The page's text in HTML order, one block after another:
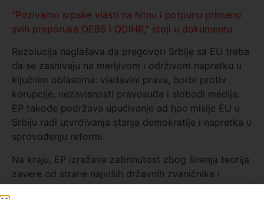
“Pozivamo srpske vlasti na hitnu i potpunu primenu
svih preporuka OEBS i ODIHR,” stoji u dokumentu.
Rezolucija naglašava da pregovori Srbije sa EU treba
da se zasnivaju na merljivom i održivom napretku u
ključnim oblastima: vladavini prava, borbi protiv
korupcije, nezavisnosti pravosuđa i slobodi medija.
EP takođe podržava upućivanje ad hoc misije EU u
Srbiju radi utvrđivanja stanja demokratije i napretka u
sprovođenju reformi.
Na kraju, EP izražava zabrinutost zbog širenja teorija
zavere od strane najviših državnih zvaničnika i
dehumanizujuće retorike predsednika Srbije